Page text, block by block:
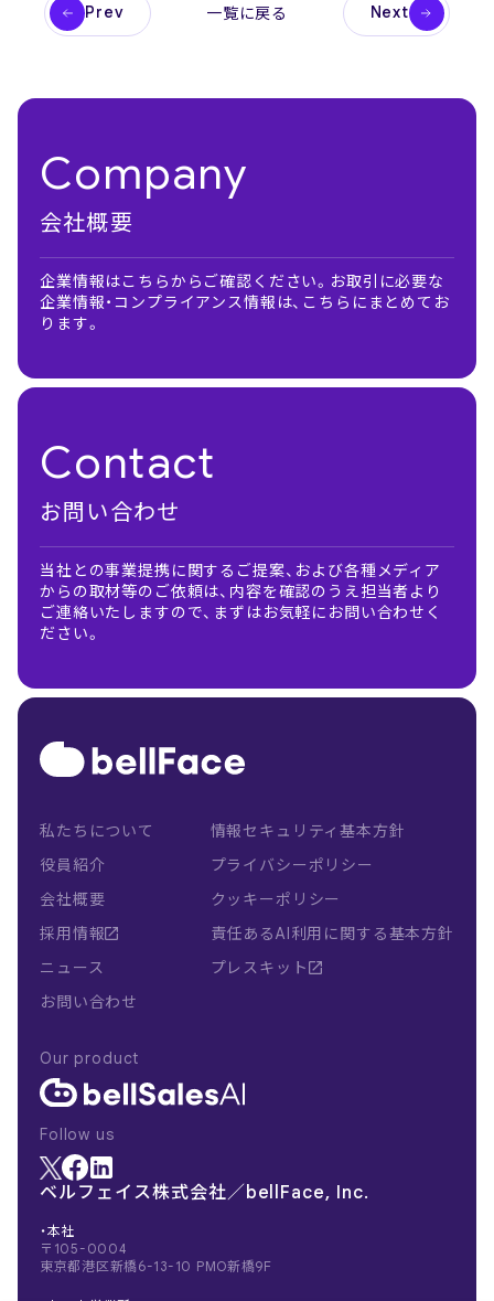
Prev 一覧に戻る Next
Company
会社概要
企業情報はこちらからご確認ください。お取引に必要な
企業情報・コンプライアンス情報は、こちらにまとめてお
ります。
Contact
お問い合わせ
当社との事業提携に関するご提案、および各種メディア
からの取材等のご依頼は、内容を確認のうえ担当者より
ご連絡いたしますので、まずはお気軽にお問い合わせく
ださい。
ベルフェイス株式会社／bellFace, Inc.
・本社
〒105-0004
東京都港区新橋6-13-10 PMO新橋9F
私たちについて
役員紹介
会社概要
採用情報
ニュース
お問い合わせ
情報セキュリティ基本方針
プライバシーポリシー
クッキーポリシー
責任あるAI利用に関する基本方針
プレスキット
Our product
Follow us